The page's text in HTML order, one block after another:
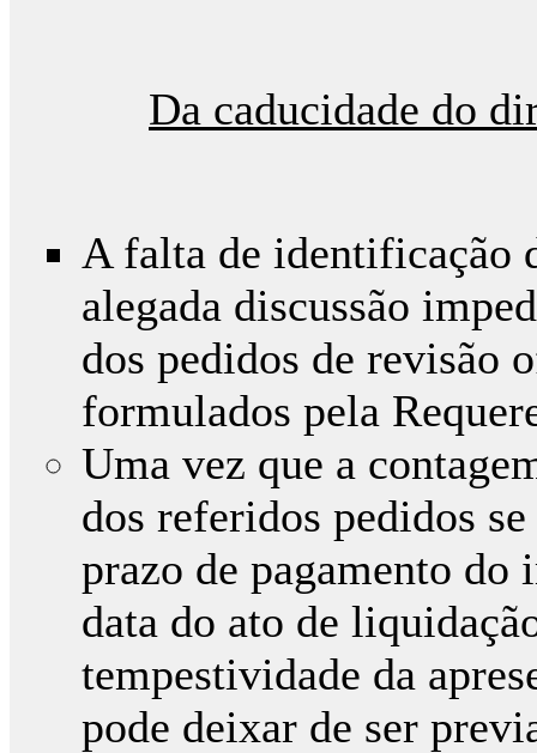
Da caducidade do
A falta de identificação
alegada discussão
dos pedidos de revisão
formulados pela
Uma vez que a
dos referidos pedidos
prazo de pagamento do
data do ato de
tempestividade da
pode deixar de ser